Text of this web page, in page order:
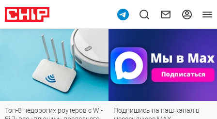
Топ-8 недорогих роутеров с Wi-
Подпишись на наш канал в